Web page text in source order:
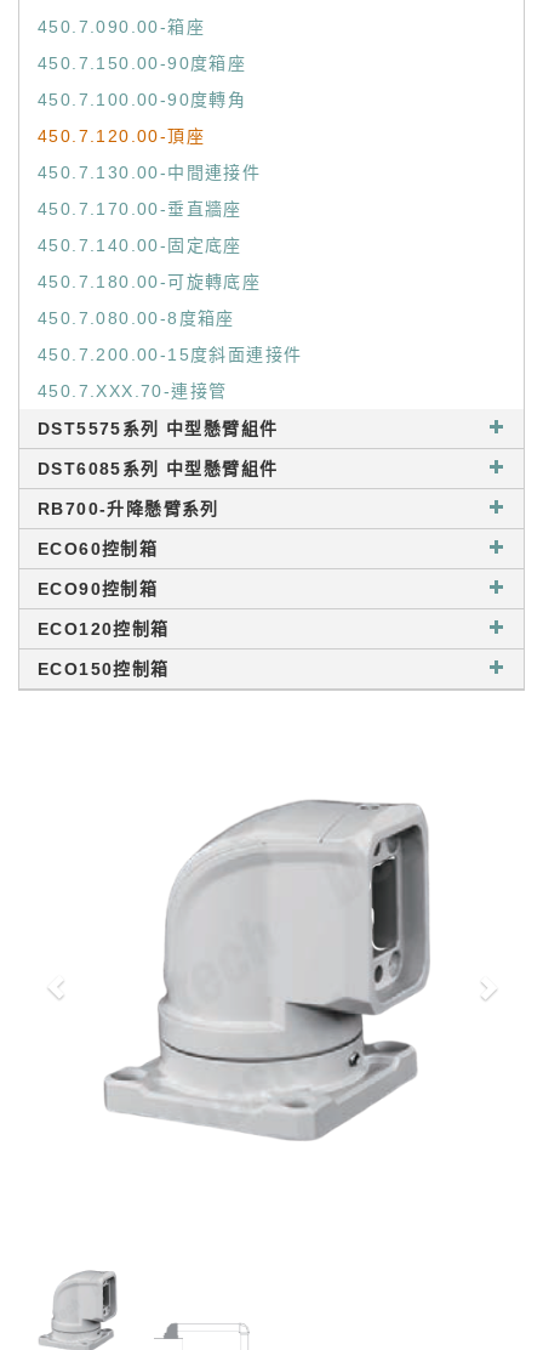
450.7.090.00-箱座
450.7.150.00-90度箱座
450.7.100.00-90度轉角
450.7.120.00-頂座
450.7.130.00-中間連接件
450.7.170.00-垂直牆座
450.7.140.00-固定底座
450.7.180.00-可旋轉底座
450.7.080.00-8度箱座
450.7.200.00-15度斜面連接件
450.7.XXX.70-連接管
DST5575系列 中型懸臂組件
DST6085系列 中型懸臂組件
RB700-升降懸臂系列
ECO60控制箱
ECO90控制箱
ECO120控制箱
ECO150控制箱